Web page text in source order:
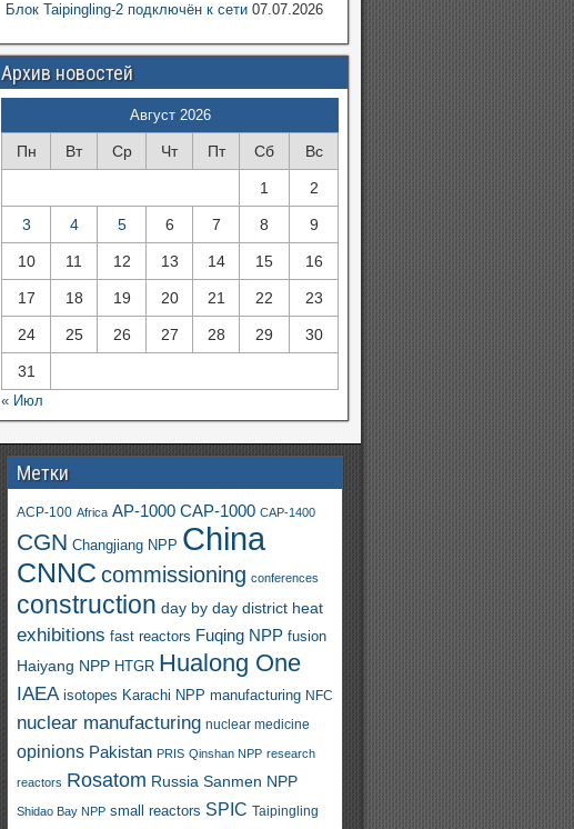
Блок Taipingling-2 подключён к сети 07.07.2026
Архив новостей
Август 2026
Пн Вт Ср Чт Пт Сб Вс
1 2
3 4 5 6 7 8 9
10 11 12 13 14 15 16
17 18 19 20 21 22 23
24 25 26 27 28 29 30
31
« Июл
Метки
ACP-100 Africa AP-1000 CAP-1000 CAP-1400
CGN Changjiang NPP China
CNNC commissioning conferences
construction day by day district heat
exhibitions fast reactors Fuqing NPP fusion
Haiyang NPP HTGR Hualong One
IAEA isotopes Karachi NPP manufacturing NFC
nuclear manufacturing nuclear medicine
opinions Pakistan PRIS Qinshan NPP research
reactors Rosatom Russia Sanmen NPP
Shidao Bay NPP small reactors SPIC Taipingling